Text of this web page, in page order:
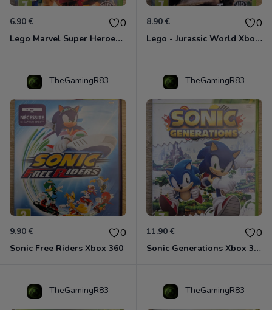
6.90 € 0
Lego Marvel Super Heroes Xbox 360
8.90 € 0
Lego - Jurassic World Xbox 360
TheGamingR83
9.90 € 0
Sonic Free Riders Xbox 360
TheGamingR83
11.90 € 0
Sonic Generations Xbox 360
TheGamingR83 TheGamingR83